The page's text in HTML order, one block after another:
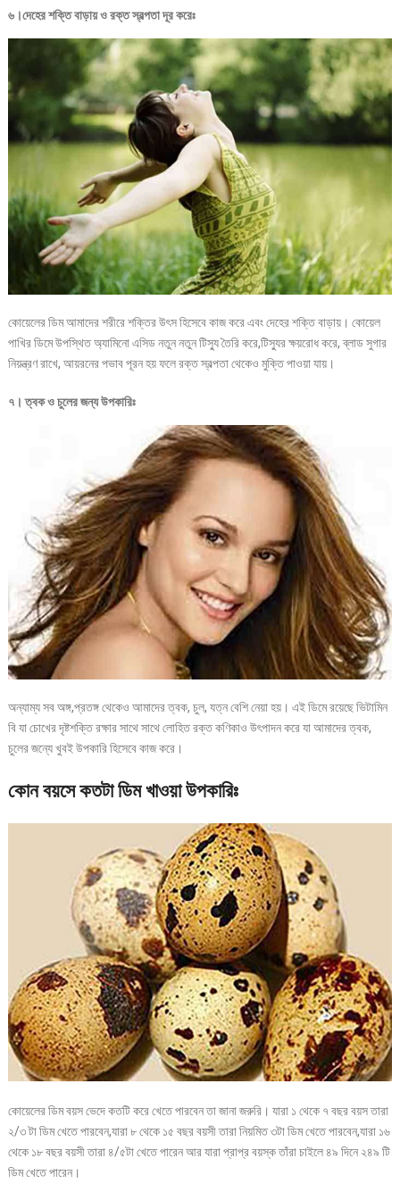
৬।দেহের শক্তি বাড়ায় ও রক্ত স্বল্পতা দূর করেঃ
কোয়েলের ডিম আমাদের শরীরে শক্তির উৎস হিসেবে কাজ করে এবং দেহের শক্তি বাড়ায়। কোয়েল
পাখির ডিমে উপস্থিত অ্যামিনো এসিড নতুন নতুন টিস্যু তৈরি করে,টিস্যুর ক্ষয়রোধ করে, ব্লাড সুগার
নিয়ন্ত্রণ রাখে, আয়রনের পভাব পূরন হয় ফলে রক্ত স্বল্পতা থেকেও মুক্তি পাওয়া যায়।
৭। ত্বক ও চুলের জন্য উপকারিঃ
অন্যাম্য সব অঙ্গ,প্রতঙ্গ থেকেও আমাদের ত্বক, চুল, যত্ন বেশি নেয়া হয়। এই ডিমে রয়েছে ভিটামিন
বি যা চোখের দৃষ্টশক্তি রক্ষার সাথে সাথে লোহিত রক্ত কণিকাও উৎপাদন করে যা আমাদের ত্বক,
চুলের জন্যে খুবই উপকারি হিসেবে কাজ করে।
কোন বয়সে কতটা ডিম খাওয়া উপকারিঃ
কোয়েলের ডিম বয়স ভেদে কতটি করে খেতে পারবেন তা জানা জরুরি। যারা ১ থেকে ৭ বছর বয়স তারা
২/৩ টা ডিম খেতে পারবেন,যারা ৮ থেকে ১৫ বছর বয়সী তারা নিয়মিত ৩টা ডিম খেতে পারবেন,যারা ১৬
থেকে ১৮ বছর বয়সী তারা ৪/৫টা খেতে পারেন আর যারা প্রাপ্র বয়স্ক তাঁরা চাইলে ৪৯ দিনে ২৪৯ টি
ডিম খেতে পারেন।